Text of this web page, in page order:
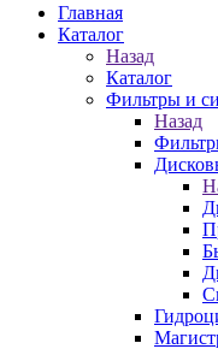
Главная
Каталог
Назад
Каталог
Фильтры и
Назад